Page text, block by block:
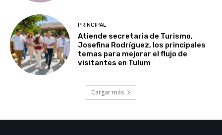
PRINCIPAL
Atiende secretaria de Turismo,
Josefina Rodríguez, los principales
temas para mejorar el flujo de
visitantes en Tulum
Cargar más